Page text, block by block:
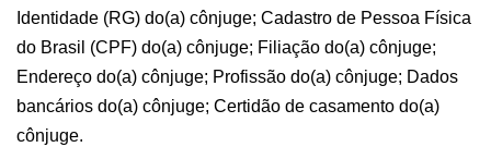
Identidade (RG) do(a) cônjuge; Cadastro de Pessoa Física
do Brasil (CPF) do(a) cônjuge; Filiação do(a) cônjuge;
Endereço do(a) cônjuge; Profissão do(a) cônjuge; Dados
bancários do(a) cônjuge; Certidão de casamento do(a)
cônjuge.